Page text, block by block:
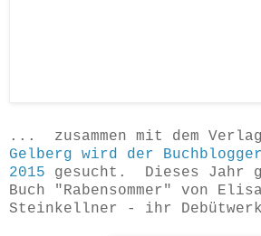
... zusammen mit dem
Gelberg wird der
2015 gesucht. Dieses Jahr
Buch "Rabensommer" von
Steinkellner - ihr